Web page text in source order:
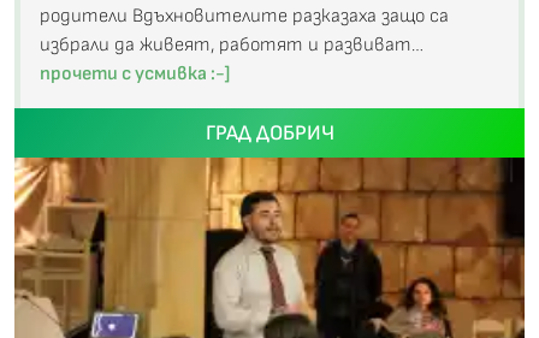
родители Вдъхновителите разказаха защо са
избрали да живеят, работят и развиват…
прочети с усмивка :-]
ГРАД ДОБРИЧ